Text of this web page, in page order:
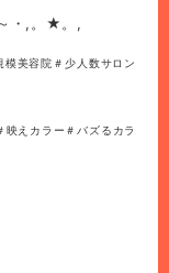
・,。★。,
美容院＃少人数サロン
映えカラー＃バズるカラ